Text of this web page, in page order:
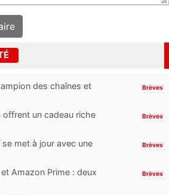
des chaînes et
Brèves
offrent un cadeau riche
Brèves
se met à jour avec une
Brèves
Amazon Prime : deux
Brèves